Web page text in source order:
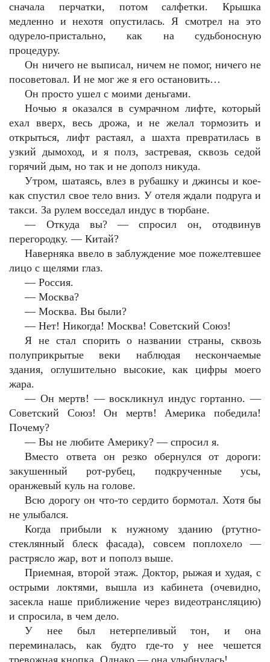
сначала перчатки, потом салфетки. Крышка
медленно и нехотя опустилась. Я смотрел на это
одурело-пристально, как на судьбоносную
процедуру.
Он ничего не выписал, ничем не помог, ничего не
посоветовал. И не мог же я его остановить…
Он просто ушел с моими деньгами.
Ночью я оказался в сумрачном лифте, который
ехал вверх, весь дрожа, и не желал тормозить и
открыться, лифт растаял, а шахта превратилась в
узкий дымоход, и я полз, застревая, сквозь седой
горячий дым, но так и не дополз никуда.
Утром, шатаясь, влез в рубашку и джинсы и кое-
как спустил свое тело вниз. У отеля ждали подруга и
такси. За рулем восседал индус в тюрбане.
— Откуда вы? — спросил он, отодвинув
перегородку. — Китай?
Наверняка ввело в заблуждение мое пожелтевшее
лицо с щелями глаз.
— Россия.
— Москва?
— Москва. Вы были?
— Нет! Никогда! Москва! Советский Союз!
Я не стал спорить о названии страны, сквозь
полуприкрытые веки наблюдая нескончаемые
здания, оглушительно высокие, как цифры моего
жара.
— Он мертв! — воскликнул индус гортанно. —
Советский Союз! Он мертв! Америка победила!
Почему?
— Вы не любите Америку? — спросил я.
Вместо ответа он резко обернулся от дороги:
закушенный рот-рубец, подкрученные усы,
оранжевый куль на голове.
Всю дорогу он что-то сердито бормотал. Хотя бы
не улыбался.
Когда прибыли к нужному зданию (ртутно-
стеклянный блеск фасада), совсем поплохело —
растрясло жар, вот и пополз выше.
Приемная, второй этаж. Доктор, рыжая и худая, с
острыми локтями, вышла из кабинета (очевидно,
засекла наше приближение через видеотрансляцию)
и спросила, в чем дело.
У нее был нетерпеливый тон, и она
переминалась, как будто где-то у нее чешется
тревожная кнопка. Однако — она улыбнулась!